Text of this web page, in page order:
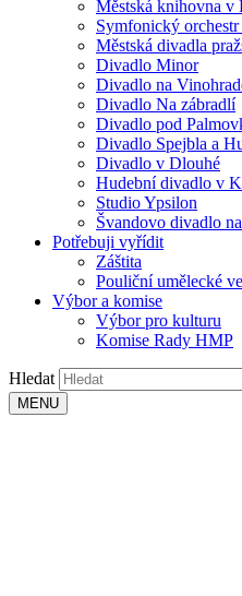
Městská knihovna v
Symfonický
Městská divadla
Divadlo Minor
Divadlo na
Divadlo Na zábradlí
Divadlo pod
Divadlo Spejbla a
Divadlo v Dlouhé
Hudební divadlo v
Studio Ypsilon
Švandovo divadlo
Potřebuji vyřídit
Záštita
Pouliční umělecké
Výbor a komise
Výbor pro kulturu
Komise Rady HMP
Hledat
MENU